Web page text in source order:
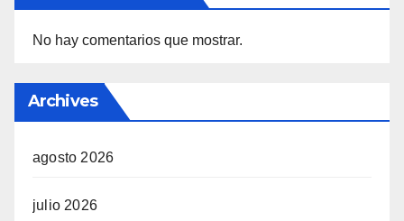
No hay comentarios que mostrar.
Archives
agosto 2026
julio 2026